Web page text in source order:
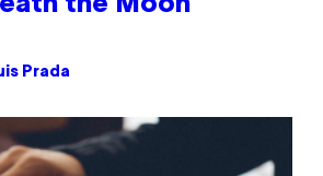
the Moon
Prada